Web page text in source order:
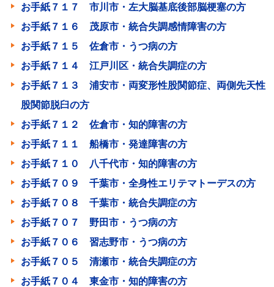
お手紙７１７ 市川市・左大脳基底後部脳梗塞の方
お手紙７１６ 茂原市・統合失調感情障害の方
お手紙７１５ 佐倉市・うつ病の方
お手紙７１４ 江戸川区・統合失調症の方
お手紙７１３ 浦安市・両変形性股関節症、両側先天性
股関節脱臼の方
お手紙７１２ 佐倉市・知的障害の方
お手紙７１１ 船橋市・発達障害の方
お手紙７１０ 八千代市・知的障害の方
お手紙７０９ 千葉市・全身性エリテマトーデスの方
お手紙７０８ 千葉市・統合失調症の方
お手紙７０７ 野田市・うつ病の方
お手紙７０６ 習志野市・うつ病の方
お手紙７０５ 清瀬市・統合失調症の方
お手紙７０４ 東金市・知的障害の方